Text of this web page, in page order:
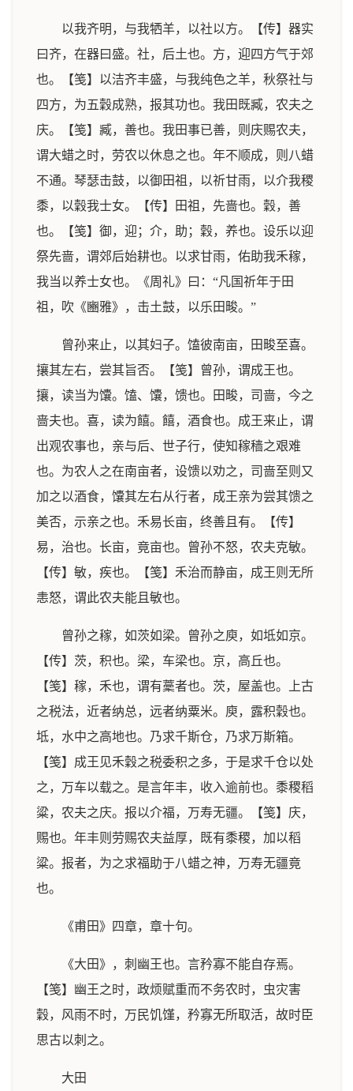
以我齐明，与我牺羊，以社以方。【传】器实
曰齐，在器曰盛。社，后土也。方，迎四方气于郊
也。【笺】以洁齐丰盛，与我纯色之羊，秋祭社与
四方，为五穀成熟，报其功也。我田既臧，农夫之
庆。【笺】臧，善也。我田事已善，则庆赐农夫，
谓大蜡之时，劳农以休息之也。年不顺成，则八蜡
不通。琴瑟击鼓，以御田祖，以祈甘雨，以介我稷
黍，以穀我士女。【传】田祖，先啬也。穀，善
也。【笺】御，迎；介，助；穀，养也。设乐以迎
祭先啬，谓郊后始耕也。以求甘雨，佑助我禾稼，
我当以养士女也。《周礼》曰：“凡国祈年于田
祖，吹《豳雅》，击土鼓，以乐田畯。”
曾孙来止，以其妇子。馌彼南亩，田畯至喜。
攘其左右，尝其旨否。【笺】曾孙，谓成王也。
攘，读当为馕。馌、馕，馈也。田畯，司啬，今之
啬夫也。喜，读为饎。饎，酒食也。成王来止，谓
出观农事也，亲与后、世子行，使知稼穑之艰难
也。为农人之在南亩者，设馈以劝之，司啬至则又
加之以酒食，馕其左右从行者，成王亲为尝其馈之
美否，示亲之也。禾易长亩，终善且有。【传】
易，治也。长亩，竟亩也。曾孙不怒，农夫克敏。
【传】敏，疾也。【笺】禾治而静亩，成王则无所
恚怒，谓此农夫能且敏也。
曾孙之稼，如茨如梁。曾孙之庾，如坻如京。
【传】茨，积也。梁，车梁也。京，高丘也。
【笺】稼，禾也，谓有藳者也。茨，屋盖也。上古
之税法，近者纳总，远者纳粟米。庾，露积穀也。
坻，水中之高地也。乃求千斯仓，乃求万斯箱。
【笺】成王见禾穀之税委积之多，于是求千仓以处
之，万车以载之。是言年丰，收入逾前也。黍稷稻
粱，农夫之庆。报以介福，万寿无疆。【笺】庆，
赐也。年丰则劳赐农夫益厚，既有黍稷，加以稻
粱。报者，为之求福助于八蜡之神，万寿无疆竟
也。
《甫田》四章，章十句。
《大田》，刺幽王也。言矜寡不能自存焉。
【笺】幽王之时，政烦赋重而不务农时，虫灾害
穀，风雨不时，万民饥馑，矜寡无所取活，故时臣
思古以刺之。
大田